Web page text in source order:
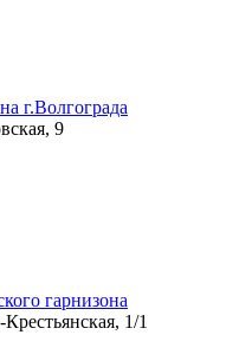
г.Волгограда
9
гарнизона
1/1